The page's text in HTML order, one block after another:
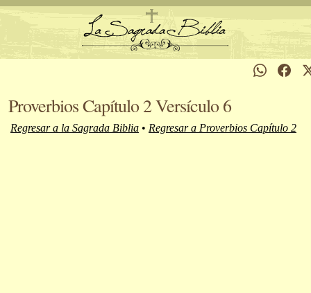
Proverbios Capítulo 2 Versículo 6
Regresar a la Sagrada Biblia • Regresar a Proverbios Capítulo 2